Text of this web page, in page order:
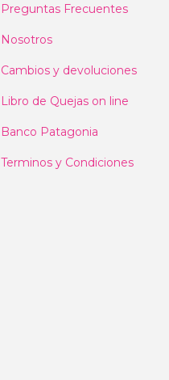
Preguntas Frecuentes
Nosotros
Cambios y devoluciones
Libro de Quejas on line
Banco Patagonia
Terminos y Condiciones